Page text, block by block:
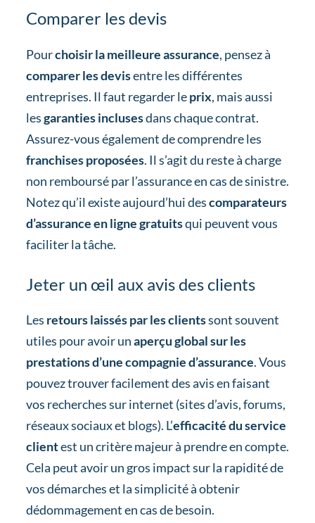
Comparer les devis
Pourchoisir la meilleure assurance, pensez à
comparer les devisentre les différentes
entreprises. Il faut regarder leprix, mais aussi
lesgaranties inclusesdans chaque contrat.
Assurez-vous également de comprendre les
franchises proposées. Il s’agit du reste à charge
non remboursé par l’assurance en cas de sinistre.
Notez qu’il existe aujourd’hui descomparateurs
d’assurance en ligne gratuitsqui peuvent vous
faciliter la tâche.
Jeter un œil aux avis des clients
Les retours laissés par les clientssont souvent
utiles pour avoir unaperçu global sur les
prestations d’une compagnie d’assurance. Vous
pouvez trouver facilement des avis en faisant
vos recherches sur internet (sites d’avis, forums,
réseaux sociaux et blogs). L’efficacité du service
clientest un critère majeur à prendre en compte.
Cela peut avoir un gros impact sur la rapidité de
vos démarches et la simplicité à obtenir
dédommagement en cas de besoin.